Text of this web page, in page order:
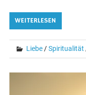
WEITERLESEN
Liebe/Spiritualität